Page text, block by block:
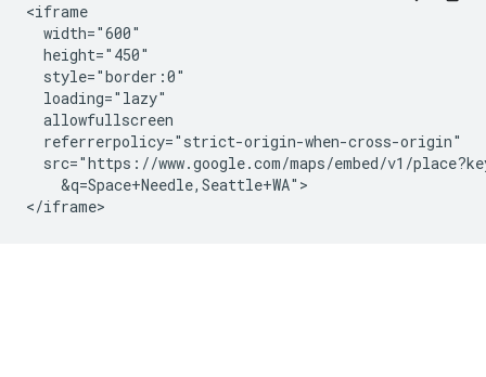
<iframe
  width="600"
  height="450"
  style="border:0"
  loading="lazy"
  allowfullscreen
  referrerpolicy="strict-origin-when-cross-origin"
src="https://www.google.com/maps/embed/v1/
    &q=Space+Needle,Seattle+WA">
</iframe>